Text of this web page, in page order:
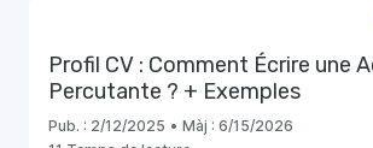
Profil CV : Comment Écrire une
Percutante ? + Exemples
Pub. : 2/12/2025 • Màj : 6/15/2026